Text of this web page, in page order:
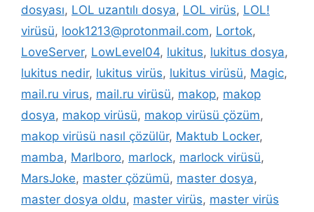
dosyası, LOL uzantılı dosya, LOL virüs, LOL!
virüsü, look1213@protonmail.com, Lortok,
LoveServer, LowLevel04, lukitus, lukitus dosya,
lukitus nedir, lukitus virüs, lukitus virüsü, Magic,
mail.ru virus, mail.ru virüsü, makop, makop
dosya, makop virüsü, makop virüsü çözüm,
makop virüsü nasıl çözülür, Maktub Locker,
mamba, Marlboro, marlock, marlock virüsü,
MarsJoke, master çözümü, master dosya,
master dosya oldu, master virüs, master virüs